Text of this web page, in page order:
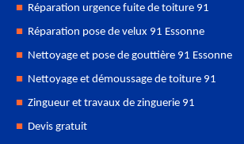
Réparation urgence fuite de toiture 91
Réparation pose de velux 91 Essonne
Nettoyage et pose de gouttière 91 Essonne
Nettoyage et démoussage de toiture 91
Zingueur et travaux de zinguerie 91
Devis gratuit